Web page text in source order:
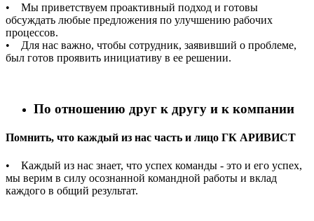
• Мы приветствуем проактивный подход и готовы
обсуждать любые предложения по улучшению рабочих
процессов.
• Для нас важно, чтобы сотрудник, заявивший о проблеме,
был готов проявить инициативу в ее решении.
По отношению друг к другу и к компании
Помнить, что каждый из нас часть и лицо ГК АРИВИСТ
• Каждый из нас знает, что успех команды - это и его успех,
мы верим в силу осознанной командной работы и вклад
каждого в общий результат.